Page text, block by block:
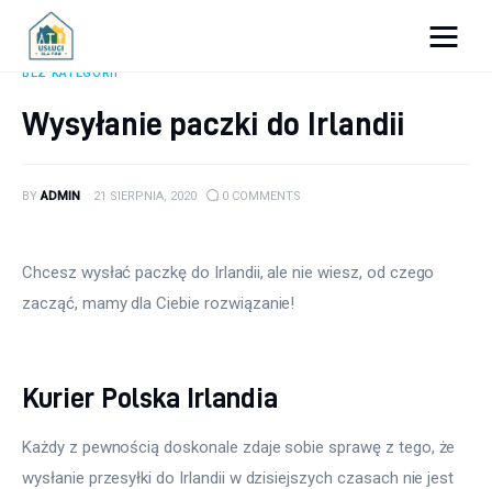
Prowadzenie firmy
Prawo
Pozostałe
BEZ KATEGORII
Wysyłanie paczki do Irlandii
BY ADMIN 21 SIERPNIA, 2020 0 COMMENTS
Chcesz wysłać paczkę do Irlandii, ale nie wiesz, od czego
zacząć, mamy dla Ciebie rozwiązanie!
Kurier Polska Irlandia
Każdy z pewnością doskonale zdaje sobie sprawę z tego, że
wysłanie przesyłki do Irlandii w dzisiejszych czasach nie jest